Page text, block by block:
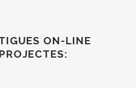
ON-LINE